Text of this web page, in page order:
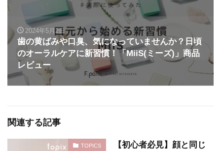
2024年5月2日
歯の黄ばみや口臭、気になっていませんか？日頃
のオーラルケアに新習慣！「MiiS(ミーズ)」商品
レビュー
関連する記事
TOPICS
【初心者必見】顔と同じ